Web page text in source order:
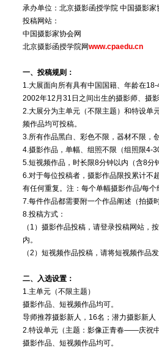
承办单位：北京摄影函授学院 中国摄影
投稿网站：
中国摄影家协会网
北京摄影函授学院网www.cpaedu.cn
一、投稿规则：
1.大展面向所有具有中国国籍、年龄在
2002年12月31日之间出生的摄影师、摄影
2.大展分为主单元（不限主题）和特设
频作品均可投稿。
3.所有作品黑白、彩色不限，器材不限，
4.摄影作品，单幅、组照不限（组照限4-
5.短视频作品，时长限8分钟以内（含8
6.对于每位投稿者，摄影作品限投累计不
有任何重复。注：每个单幅摄影作品/每
7.每件作品都需要附一个作品阐述（拍摄
8.投稿方式：
（1）摄影作品投稿，请登录投稿网站
内。
（2）短视频作品投稿，请将短视频作
二、入选设置：
1.主单元（不限主题）
摄影作品、短视频作品均可。
导师推荐摄影新人，16名；潜力摄影新人
2.特设单元（主题：影像正青春——庆祝
摄影作品、短视频作品均可。